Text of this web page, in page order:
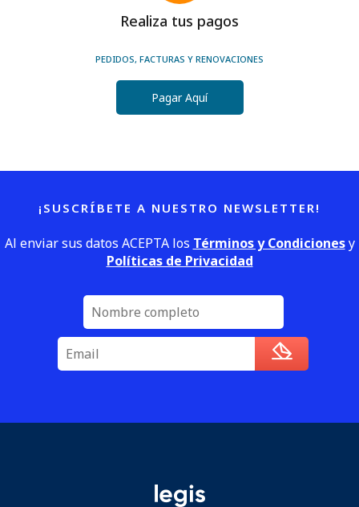
Realiza tus pagos
PEDIDOS, FACTURAS Y RENOVACIONES
Pagar Aquí
¡SUSCRÍBETE A NUESTRO NEWSLETTER!
Al enviar sus datos ACEPTA los Términos y Condicionesy
Políticas de Privacidad